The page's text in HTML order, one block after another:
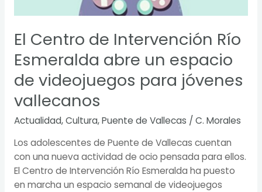
El Centro de Intervención Río
Esmeralda abre un espacio
de videojuegos para jóvenes
vallecanos
Actualidad,Cultura,Puente de Vallecas / C. Morales
Los adolescentes de Puente de Vallecas cuentan
con una nueva actividad de ocio pensada para ellos.
El Centro de Intervención Río Esmeralda ha puesto
en marcha un espacio semanal de videojuegos
videojuegos
para
jóvenes
vallecanos